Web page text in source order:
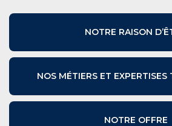
NOTRE RAISON
NOS MÉTIERS ET EXPERTISES
NOTRE OFFRE